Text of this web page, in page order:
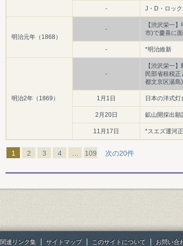
- J・D・ロッ
明治元年（1868）
-
【渋沢栄一
市)で慶喜に
- *明治維新
明治2年（1869）
-
【渋沢栄一
民部省租税
都文京区湯島
1月1日 日本の洋式
2月20日 鉱山開採出願
11月17日 *スエズ運河
1 2 3 4 109 次の20件
関連リンク集 サイトマップ このサイトについて お問い合